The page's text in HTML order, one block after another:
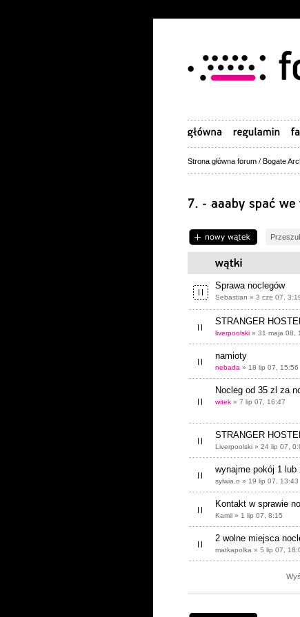
Strona główna forum / Bogate
Napisz wątek
Sprawa noclegów
Sebastian » 3 cze 07,
STRANGER
liverpoolski » 31 maja 08,
namioty
nebada » 18 lip 07, 15:56
Nocleg od 35 zl za
witek » 7 lip 07, 16:47
STRANGER
Liverpoolski » 24 lip 07,
wynajme pokój 1 lub
sylwia.o » 19 lip 07, 13:43
Kontakt w sprawie
Kamil » 1 lip 07, 8:15
2 wolne miejsca
matkapolka » 5 lip 07,